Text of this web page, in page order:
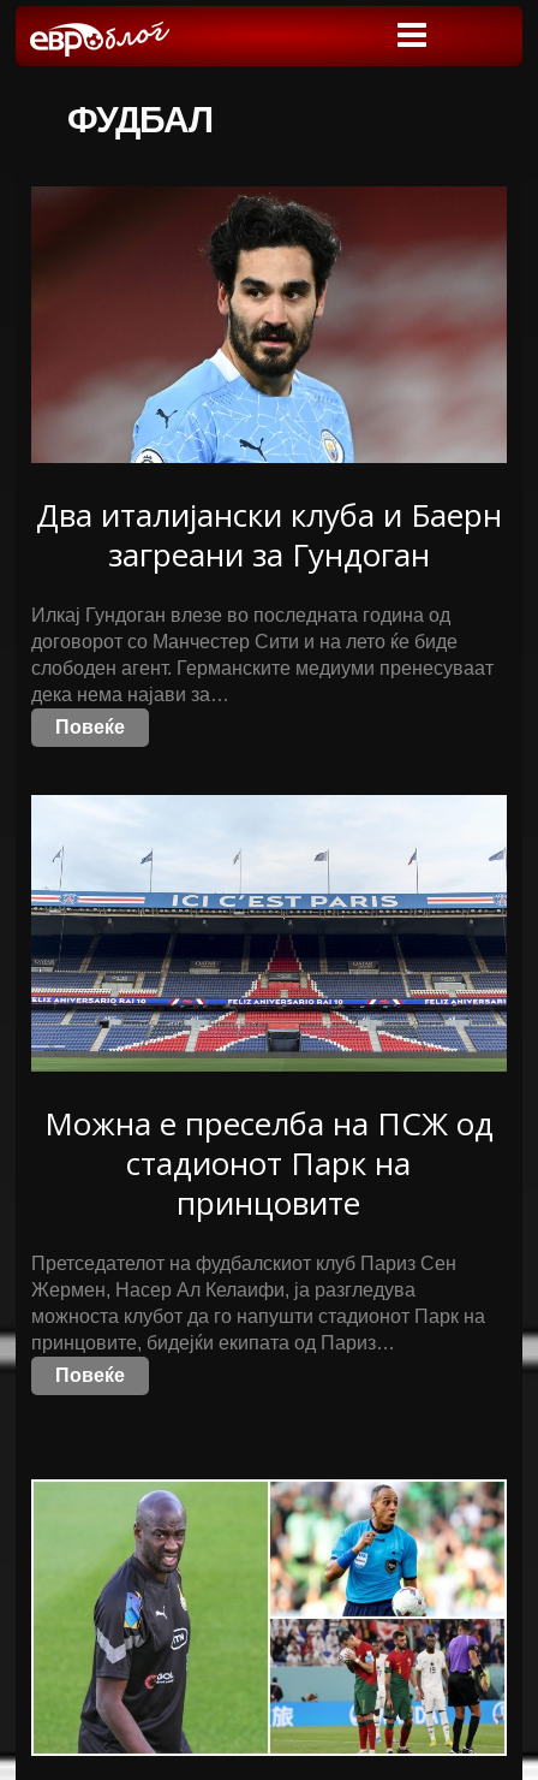
ФУДБАЛ
Два италијански клуба и Баерн
загреани за Гундоган
Илкај Гундоган влезе во последната година од
договорот со Манчестер Сити и на лето ќе биде
слободен агент. Германските медиуми пренесуваат
дека нема најави за…
Повеќе
Можна е преселба на ПСЖ од
стадионот Парк на
принцовите
Претседателот на фудбалскиот клуб Париз Сен
Жермен, Насер Ал Келаифи, ја разгледува
можноста клубот да го напушти стадионот Парк на
принцовите, бидејќи екипата од Париз…
Повеќе